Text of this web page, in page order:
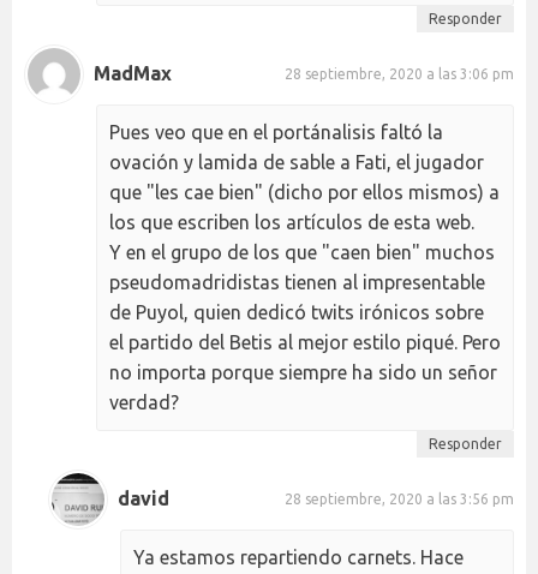
Responder
MadMax 28 septiembre, 2020 a las 3:06 pm
Pues veo que en el portánalisis faltó la
ovación y lamida de sable a Fati, el jugador
que "les cae bien" (dicho por ellos mismos) a
los que escriben los artículos de esta web.
Y en el grupo de los que "caen bien" muchos
pseudomadridistas tienen al impresentable
de Puyol, quien dedicó twits irónicos sobre
el partido del Betis al mejor estilo piqué. Pero
no importa porque siempre ha sido un señor
verdad?
Responder
david 28 septiembre, 2020 a las 3:56 pm
Ya estamos repartiendo carnets. Hace